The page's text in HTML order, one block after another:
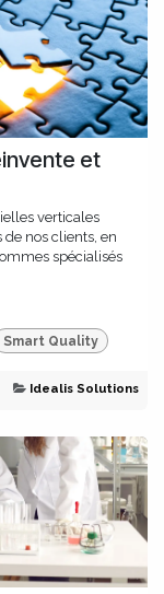
et
verticales
de nos clients, en
spécialisés
Smart Quality
Idealis Solutions